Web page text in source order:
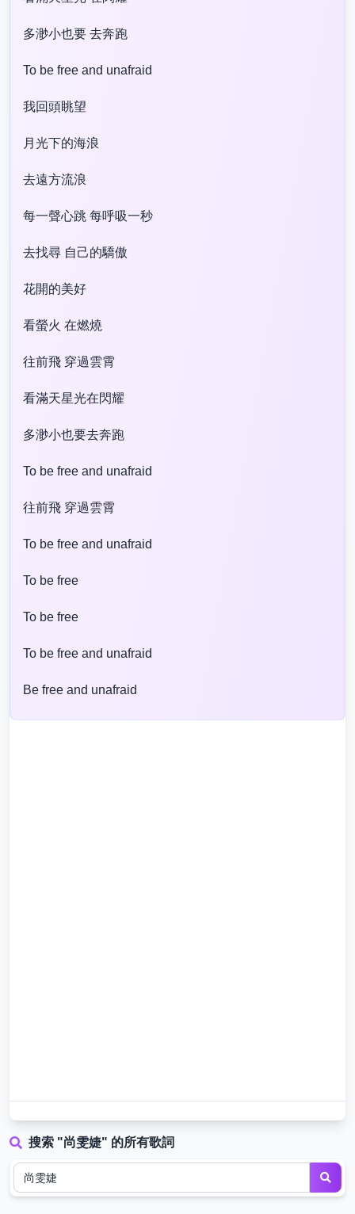
多渺小也要 去奔跑
To be free and unafraid
我回頭眺望
月光下的海浪
去遠方流浪
每一聲心跳 每呼吸一秒
去找尋 自己的驕傲
花開的美好
看螢火 在燃燒
往前飛 穿過雲霄
看滿天星光在閃耀
多渺小也要去奔跑
To be free and unafraid
往前飛 穿過雲霄
To be free and unafraid
To be free
To be free
To be free and unafraid
Be free and unafraid
搜索 "尚雯婕" 的所有歌詞